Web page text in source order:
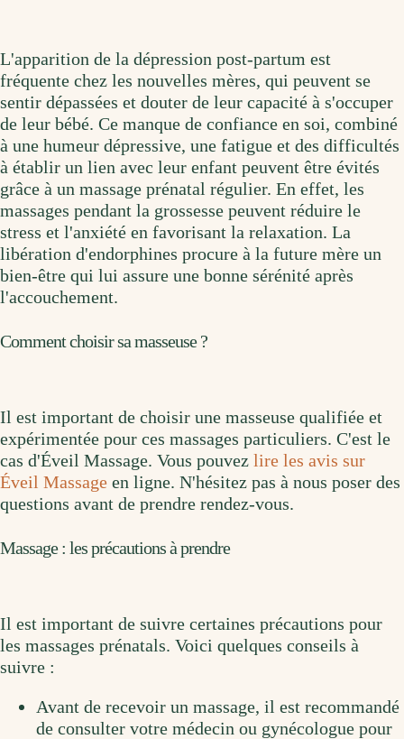
L'apparition de la dépression post-partum est
fréquente chez les nouvelles mères, qui peuvent se
sentir dépassées et douter de leur capacité à s'occuper
de leur bébé. Ce manque de confiance en soi, combiné
à une humeur dépressive, une fatigue et des difficultés
à établir un lien avec leur enfant peuvent être évités
grâce à un massage prénatal régulier. En effet, les
massages pendant la grossesse peuvent réduire le
stress et l'anxiété en favorisant la relaxation. La
libération d'endorphines procure à la future mère un
bien-être qui lui assure une bonne sérénité après
l'accouchement.
Comment choisir sa masseuse ?
Il est important de choisir une masseuse qualifiée et
expérimentée pour ces massages particuliers. C'est le
cas d'Éveil Massage. Vous pouvez lire les avis sur
Éveil Massage en ligne. N'hésitez pas à nous poser des
questions avant de prendre rendez-vous.
Massage : les précautions à prendre
Il est important de suivre certaines précautions pour
les massages prénatals. Voici quelques conseils à
suivre :
Avant de recevoir un massage, il est recommandé
de consulter votre médecin ou gynécologue pour